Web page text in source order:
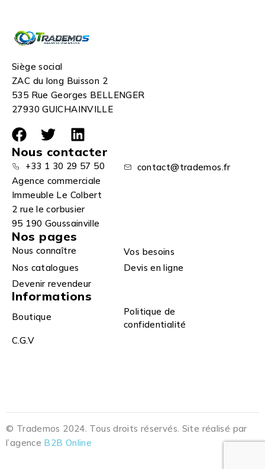
Siège social
ZAC du long Buisson 2
535 Rue Georges BELLENGER
27930 GUICHAINVILLE
Nous contacter
+33 1 30 29 57 50
contact@trademos.fr
Agence commerciale
Immeuble Le Colbert
2 rue le corbusier
95 190 Goussainville
Nos pages
Nous connaître
Vos besoins
Nos catalogues
Devis en ligne
Devenir revendeur
Informations
Boutique
Politique de
confidentialité
C.G.V
© Trademos 2024. Tous droits réservés. Site réalisé par
l’agence B2B Online